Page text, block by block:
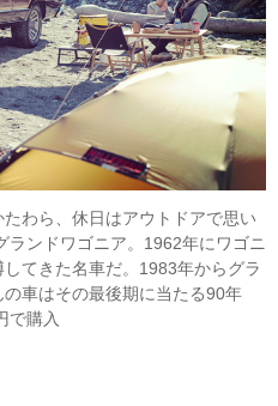
わら、休日はアウトドアで思い
ランドワゴニア。1962年にワゴニ
てきた名車だ。1983年からグラ
車はその最後期に当たる90年
で購入